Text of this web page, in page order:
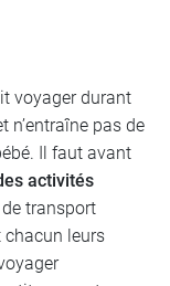
voyager durant
n’entraîne pas de
Il faut avant
activités
transport
leurs